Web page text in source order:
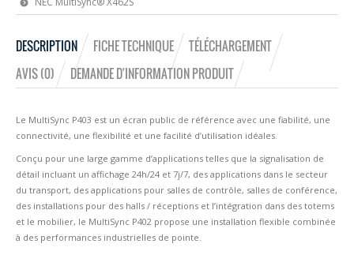
DESCRIPTION FICHE TECHNIQUE
TÉLÉCHARGEMENT
AVIS (0)
DEMANDE D'INFORMATION PRODUIT
Le MultiSync P403 est un écran public de référence avec une fiabilité, une
connectivité, une flexibilité et une facilité d’utilisation idéales.
Conçu pour une large gamme d’applications telles que la signalisation de
détail incluant un affichage 24h/24 et 7j/7, des applications dans le secteur
du transport, des applications pour salles de contrôle, salles de conférence,
des installations pour des halls / réceptions et l’intégration dans des totems
et le mobilier, le MultiSync P402 propose une installation flexible combinée
à des performances industrielles de pointe.